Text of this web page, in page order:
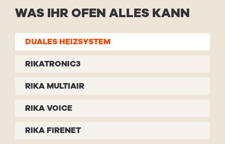
WAS IHR OFEN ALLES KANN
DUALES HEIZSYSTEM
RIKATRONIC3
RIKA MULTIAIR
RIKA VOICE
RIKA FIRENET